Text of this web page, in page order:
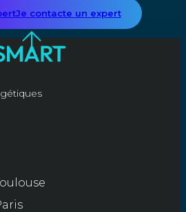
Je contacte un expert